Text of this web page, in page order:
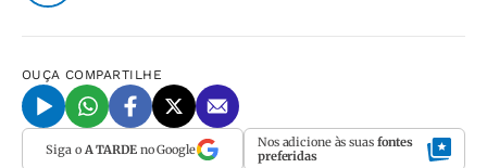
OUÇA COMPARTILHE
Siga o A TARDEno Google Nos adicione às suas fontes
preferidas